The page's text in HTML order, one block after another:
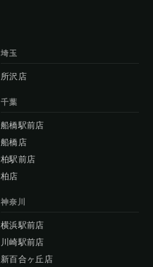
埼玉
所沢店
千葉
船橋駅前店
船橋店
柏駅前店
柏店
神奈川
横浜駅前店
川崎駅前店
新百合ヶ丘店